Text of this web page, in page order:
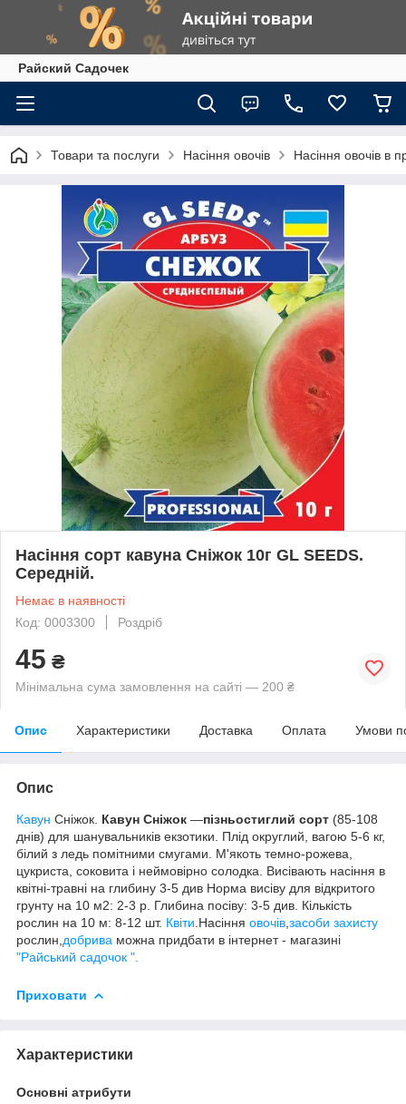
Райский Садочек
Товари та послуги Насіння овочів Насіння овочів в
Насіння сорт кавуна Сніжок 10г GL SEEDS.
Середній.
Немає в наявності
Код: 0003300
Роздріб
45 ₴
Мінімальна сума замовлення на сайті — 200 ₴
Опис Характеристики Доставка Оплата Умови
Опис
Кавун Сніжок. Кавун Сніжок —пізньостиглий сорт (85-108
днів) для шанувальників екзотики. Плід округлий, вагою 5-6 кг,
білий з ледь помітними смугами. М'якоть темно-рожева,
цукриста, соковита і неймовірно солодка. Висівають насіння в
квітні-травні на глибину 3-5 див Норма висіву для відкритого
грунту на 10 м2: 2-3 р. Глибина посіву: 3-5 див. Кількість
рослин на 10 м: 8-12 шт. Квіти .Насіння овочів засоби захисту
рослин, добрива можна придбати в інтернет - магазині
"Райський садочок ".
Приховати
Характеристики
Основні атрибути